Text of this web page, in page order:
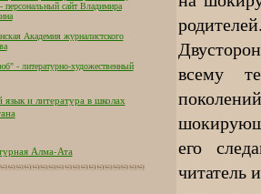
персональный сайт Владимира
Академия журналистского
- литературно-художественный
язык и литература в школах
Алма-Ата
всему
его
читатель